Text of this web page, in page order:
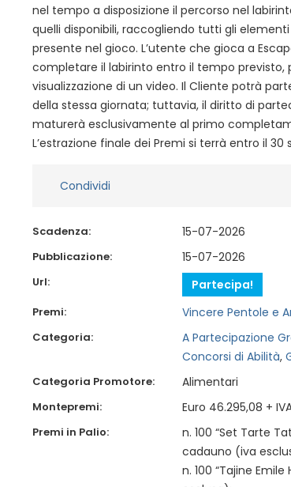
nel tempo a disposizione il percorso nel
quelli disponibili, raccogliendo tutti gli
presente nel gioco. L’utente che gioca a
completare il labirinto entro il tempo
visualizzazione di un video. Il Cliente potrà
della stessa giornata; tuttavia, il diritto di
maturerà esclusivamente al primo
L’estrazione finale dei Premi si terrà entro il
Condividi
Scadenza: 15-07-2026
Pubblicazione: 15-07-2026
Url: Partecipa!
Premi: Vincere Pentole e
Categoria: A Partecipazione
Concorsi di Abilità,
Categoria Promotore: Alimentari
Montepremi: Euro 46.295,08 +
Premi in Palio:
n. 100 “Set Tarte
cadauno (iva
n. 100 “Tajine